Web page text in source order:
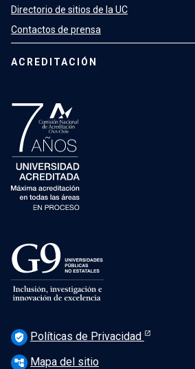
Directorio de sitios de la UC
Contactos de prensa
ACREDITACIÓN
verified_user Políticas de Privacidad
account_tree Mapa del sitio